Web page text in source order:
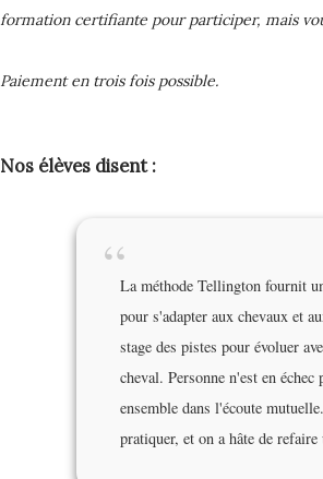
formation certifiante pour participer, mais
Paiement en trois fois possible.
Nos élèves disent :
“La méthode Tellington fournit
pour s'adapter aux chevaux et
stage des pistes pour évoluer
cheval. Personne n'est en
ensemble dans l'écoute
pratiquer, et on a hâte de